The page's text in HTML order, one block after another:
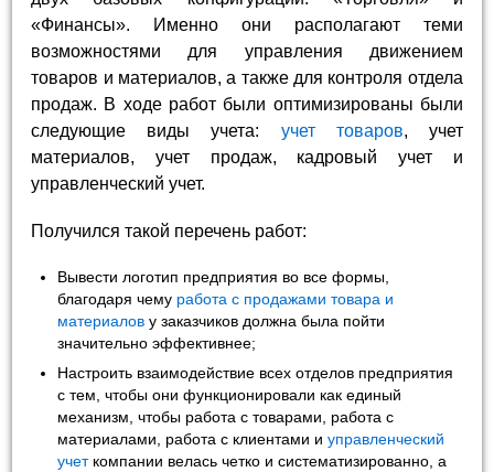
«Финансы». Именно они располагают теми
возможностями для управления движением
товаров и материалов, а также для контроля отдела
продаж. В ходе работ были оптимизированы были
следующие виды учета: учет товаров, учет
материалов, учет продаж, кадровый учет и
управленческий учет.
Получился такой перечень работ:
Вывести логотип предприятия во все формы,
благодаря чему работа с продажами товара и
материалов у заказчиков должна была пойти
значительно эффективнее;
Настроить взаимодействие всех отделов предприятия
с тем, чтобы они функционировали как единый
механизм, чтобы работа с товарами, работа с
материалами, работа с клиентами иуправленческий
учеткомпании велась четко и систематизированно, а